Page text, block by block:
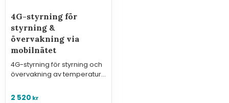
4G-styrning för
styrning &
övervakning via
mobilnätet
4G-styrning för styrning och
övervakning av temperatur,
mobilnätet.
2 520 kr